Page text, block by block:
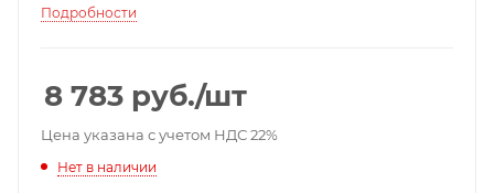
максимальная мощность 50 Вт; 15-18 дБ; 3G/4G; 2×SMA-
Подробности
8 783 руб./шт
Цена указана с учетом НДС 22%
Нет в наличии